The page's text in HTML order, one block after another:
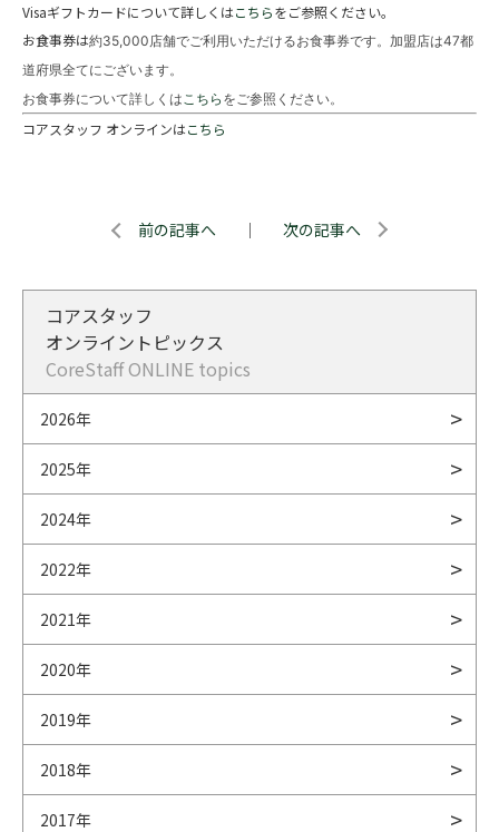
Visaギフトカードについて詳しくはこちらをご参照ください。
お食事券は約35,000店舗でご利用いただけるお食事券です。加盟店は47都
道府県全てにございます。
お食事券について詳しくは こちら をご参照ください。
コアスタッフ オンラインはこちら
前の記事へ ｜ 次の記事へ
コアスタッフ
オンライントピックス
CoreStaff ONLINE topics
2026年
2025年
2024年
2022年
2021年
2020年
2019年
2018年
2017年